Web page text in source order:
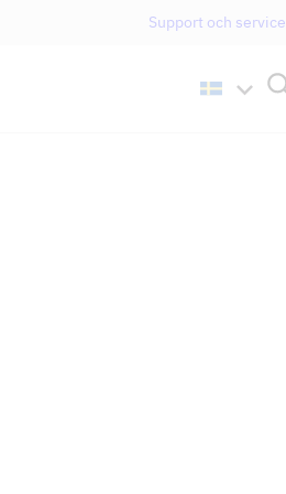
håller öppet som vanligt.Support och service